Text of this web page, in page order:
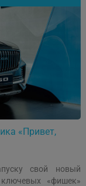
«Привет,
свой новый
«фишек»